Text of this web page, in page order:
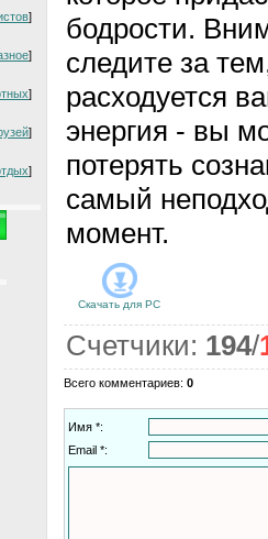
]
]
]
]
]
бодрости.
следите за
расходуется
энергия - вы
потерять
самый
момент.
Скачать для PC
Счетчики: 194/
Всего комментариев: 0
Имя *:
Email *: